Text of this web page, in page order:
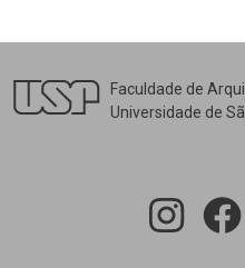
Faculdade de
Universidade de